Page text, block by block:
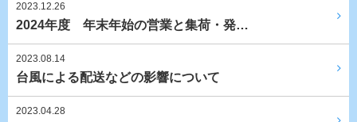
2023.12.26
2024年度 年末年始の営業と集荷・発…
2023.08.14
台風による配送などの影響について
2023.04.28